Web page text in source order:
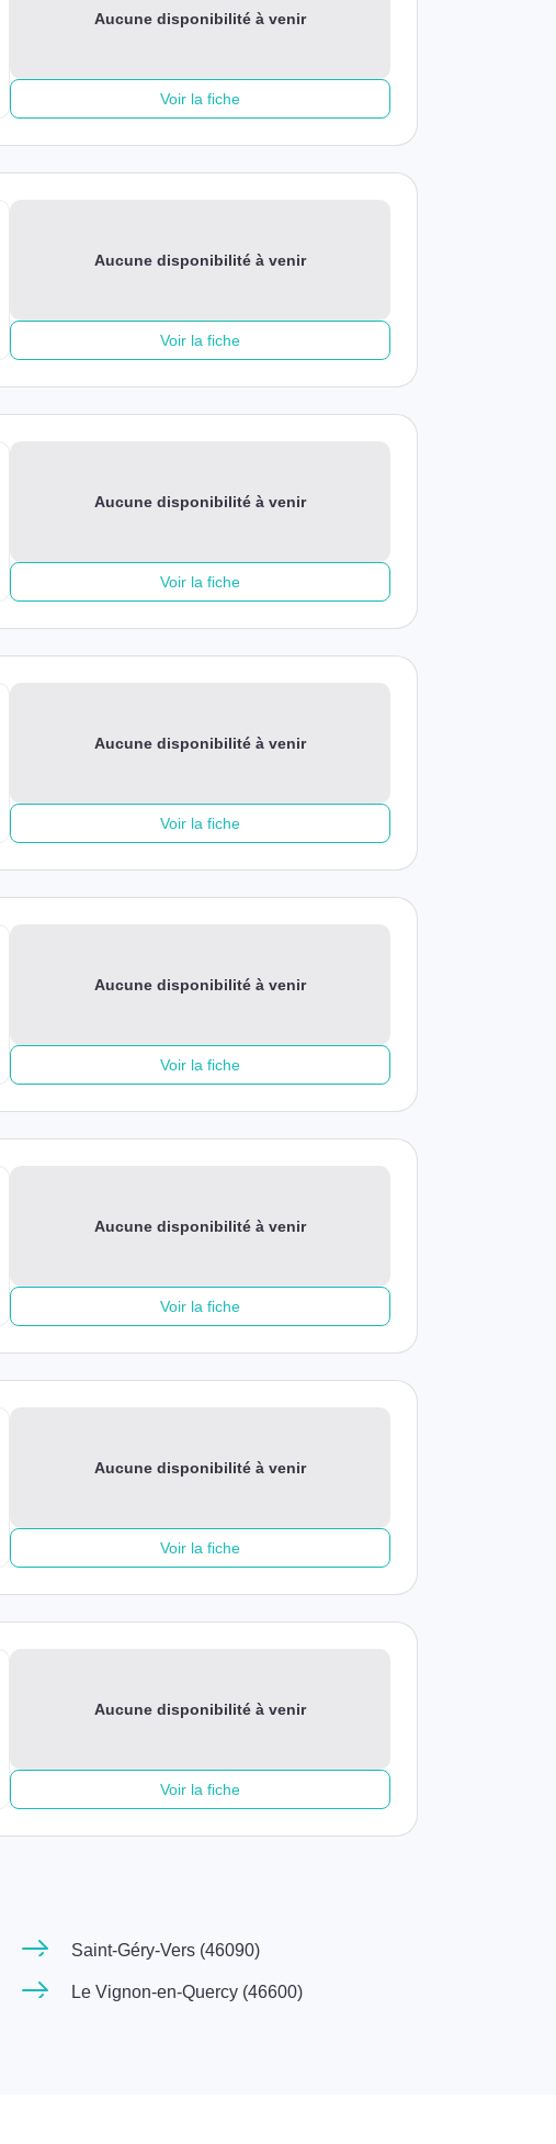
Aucune disponibilité à venir
Voir la fiche
Aucune disponibilité à venir
Voir la fiche
Aucune disponibilité à venir
Voir la fiche
Aucune disponibilité à venir
Voir la fiche
Aucune disponibilité à venir
Voir la fiche
Aucune disponibilité à venir
Voir la fiche
Aucune disponibilité à venir
Voir la fiche
Aucune disponibilité à venir
Voir la fiche
Saint-Géry-Vers (46090)
Le Vignon-en-Quercy (46600)